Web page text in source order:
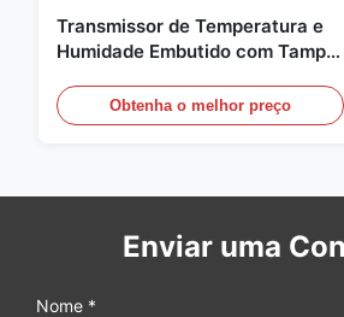
Transmissor de Temperatura e
Humidade Embutido com Tampa
Aço Inoxidável 316L
Obtenha o melhor preço
Enviar uma
Nome *